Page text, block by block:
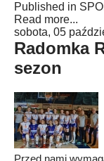
Published in
Read more...
sobota, 05
Radomka
sezon
Przed nami